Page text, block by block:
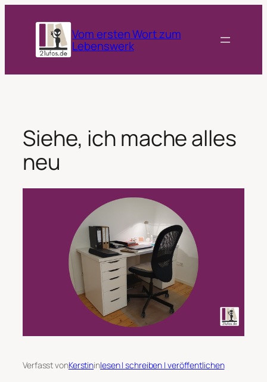
Vom ersten Wort zum
Lebenswerk
Siehe, ich mache alles
neu
Verfasst vonKerstininlesen | schreiben | veröffentlichen